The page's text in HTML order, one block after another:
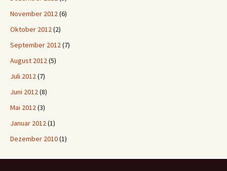
November 2012(6)
Oktober 2012(2)
September 2012(7)
August 2012(5)
Juli 2012(7)
Juni 2012(8)
Mai 2012(3)
Januar 2012(1)
Dezember 2010(1)